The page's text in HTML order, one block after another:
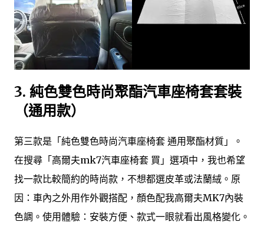
3. 純色雙色時尚聚酯汽車座椅套套裝
（通用款）
第三款是「純色雙色時尚汽車座椅套 通用聚酯材質」。
在搜尋「高爾夫mk7汽車座椅套 買」選項中，我也希望
找一款比較簡約的時尚款，不想都選皮革或法蘭絨。原
因：車內之外用作外觀搭配，顏色配我高爾夫MK7內裝
色調。使用體驗：安裝方便、款式一眼就看出風格變化。